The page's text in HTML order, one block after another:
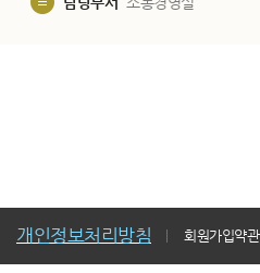
개인정보처리방침 회원가입약관